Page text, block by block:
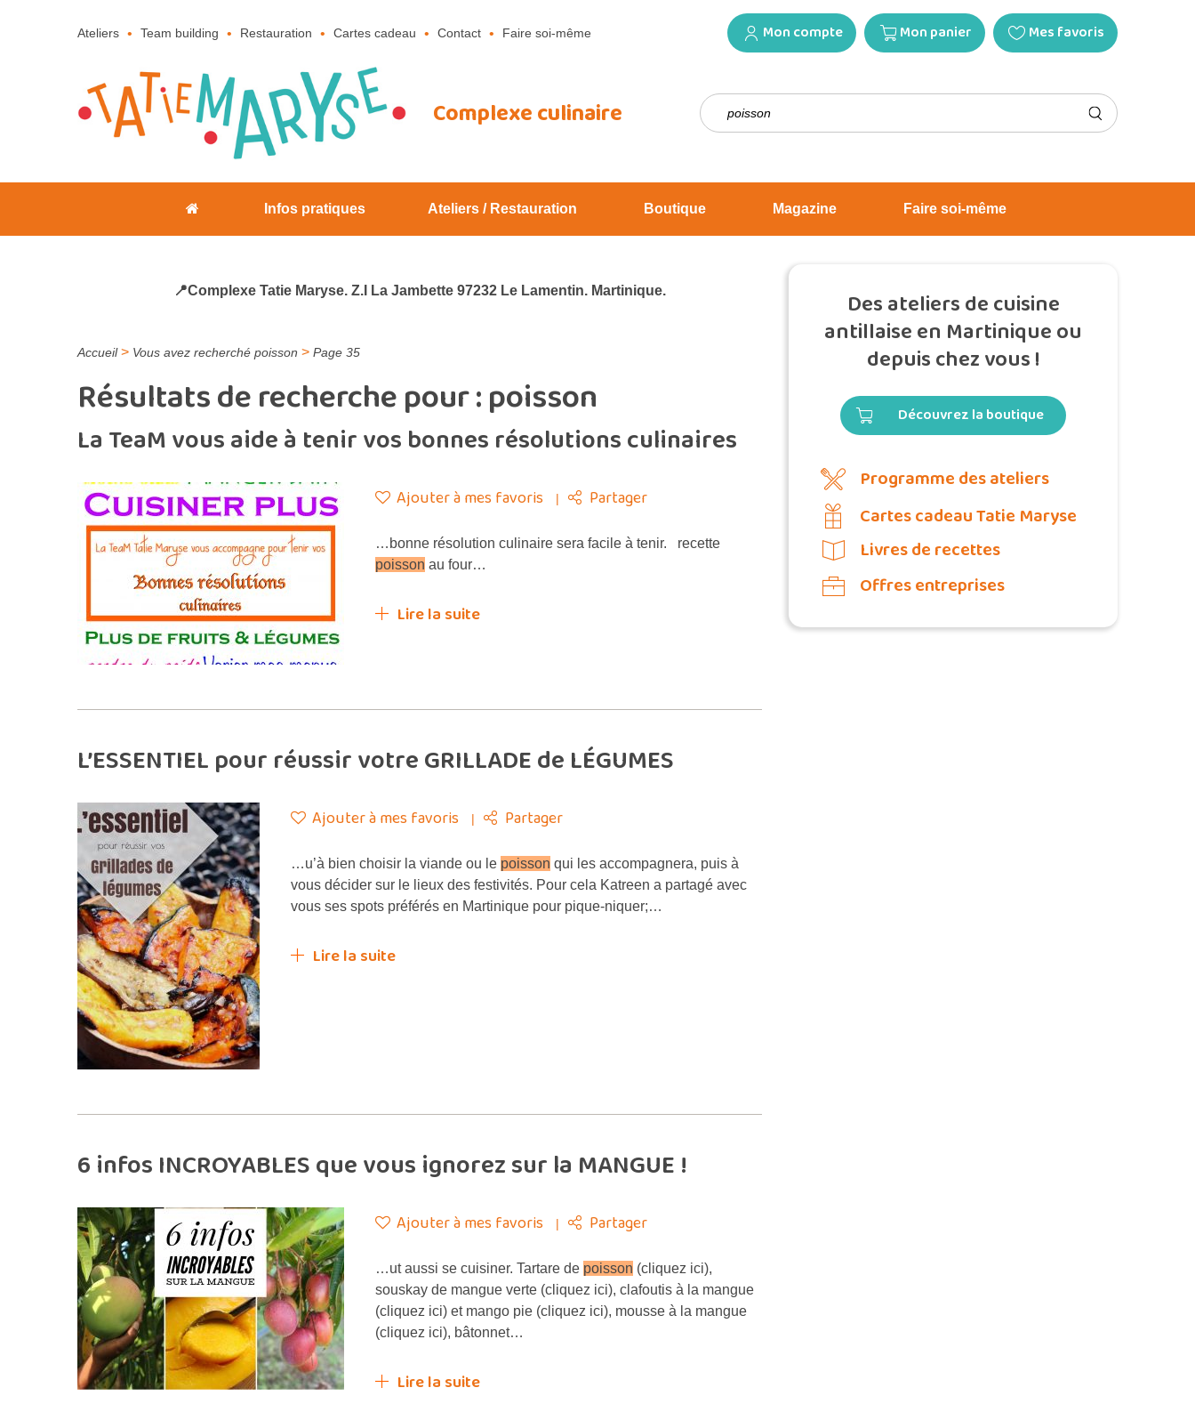
Ateliers Team building Restauration Cartes cadeau Contact Faire soi-même Mon compte Mon panier Mes favoris
Complexe culinaire Rechercher :
Infos pratiques Ateliers / Restauration Boutique Magazine Faire soi-même
📍Complexe Tatie Maryse. Z.I La Jambette 97232 Le Lamentin. Martinique.
Accueil> Vous avez recherché poisson > Page 35
Résultats de recherche pour :poisson
La TeaM vous aide à tenir vos bonnes résolutions culinaires
Ajouter à mes favoris Partager
…bonne résolution culinaire sera facile à tenir. recette
poisson au four…
Lire la suite
L’ESSENTIEL pour réussir votre GRILLADE de LÉGUMES
Ajouter à mes favoris Partager
…u’à bien choisir la viande ou le poisson qui les accompagnera, puis à
vous décider sur le lieux des festivités. Pour cela Katreen a partagé avec
vous ses spots préférés en Martinique pour pique-niquer;…
Lire la suite
6 infos INCROYABLES que vous ignorez sur la MANGUE !
Ajouter à mes favoris Partager
…ut aussi se cuisiner. Tartare de poisson (cliquez ici),
souskay de mangue verte (cliquez ici), clafoutis à la mangue
(cliquez ici) et mango pie (cliquez ici), mousse à la mangue
(cliquez ici), bâtonnet…
Lire la suite
Des ateliers de cuisine
antillaise en Martinique ou
depuis chez vous !
Découvrez la boutique
Programme des ateliers
Cartes cadeau Tatie Maryse
Livres de recettes
Offres entreprises